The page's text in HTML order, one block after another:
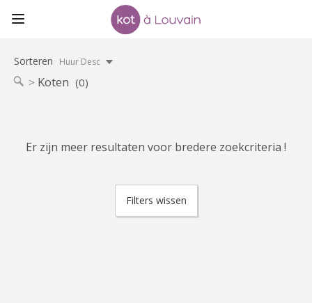
Sorteren Huur Desc
Koten (0)
Er zijn meer resultaten voor bredere zoekcriteria !
Filters wissen